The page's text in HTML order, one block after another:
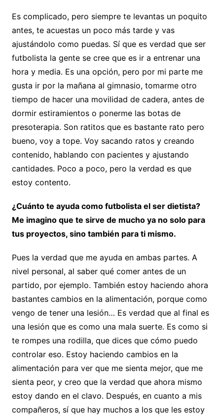
Es complicado, pero siempre te levantas un poquito
antes, te acuestas un poco más tarde y vas
ajustándolo como puedas. Sí que es verdad que ser
futbolista la gente se cree que es ir a entrenar una
hora y media. Es una opción, pero por mi parte me
gusta ir por la mañana al gimnasio, tomarme otro
tiempo de hacer una movilidad de cadera, antes de
dormir estiramientos o ponerme las botas de
presoterapia. Son ratitos que es bastante rato pero
bueno, voy a tope. Voy sacando ratos y creando
contenido, hablando con pacientes y ajustando
cantidades. Poco a poco, pero la verdad es que
estoy contento.
¿Cuánto te ayuda como futbolista el ser dietista?
Me imagino que te sirve de mucho ya no solo para
tus proyectos, sino también para ti mismo.
Pues la verdad que me ayuda en ambas partes. A
nivel personal, al saber qué comer antes de un
partido, por ejemplo. También estoy haciendo ahora
bastantes cambios en la alimentación, porque como
vengo de tener una lesión… Es verdad que al final es
una lesión que es como una mala suerte. Es como si
te rompes una rodilla, que dices que cómo puedo
controlar eso. Estoy haciendo cambios en la
alimentación para ver que me sienta mejor, que me
sienta peor, y creo que la verdad que ahora mismo
estoy dando en el clavo. Después, en cuanto a mis
compañeros, sí que hay muchos a los que les estoy